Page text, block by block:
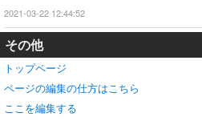
2021-03-22 12:44:52
その他
トップページ
ページの編集の仕方はこちら
ここを編集する